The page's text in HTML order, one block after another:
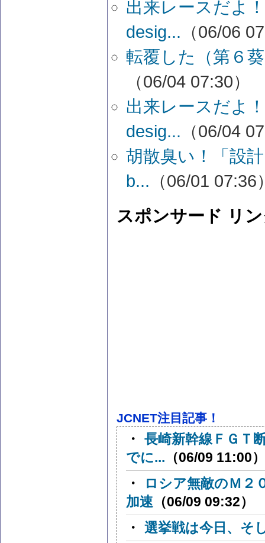
出来レースだよ
desig... （06/06
転覆した（第６
（06/04 07:30）
出来レースだよ
desig... （06/04
胡散臭い！「設
b... （06/01 07:36
スポンサード リ
JCNET注目記事！
・ 長崎新幹線ＦＧＴ
でに... （06/09 11:00）
・
ロシア無敵のＭ
加速 （06/09 09:32）
・ 選挙戦は今日、そ